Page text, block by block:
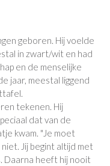
geboren. Hij voelde
in zwart/wit en had
en de menselijke
jaar, meestal liggend
tekenen. Hij
dat van de
kwam. "Je moet
Jij begint altijd met
Daarna heeft hij nooit